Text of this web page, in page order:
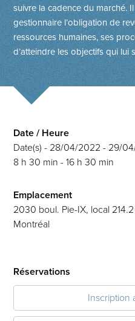
suivre la cadence du marché.
gestionnaire l’obligation de
ressources humaines, ses
d’atteindre les objectifs qui lui
Date / Heure
Date(s) - 28/04/2022 - 29/
8 h 30 min - 16 h 30 min
Emplacement
2030 boul. Pie-IX, local 214.2
Montréal
Réservations
Inscription